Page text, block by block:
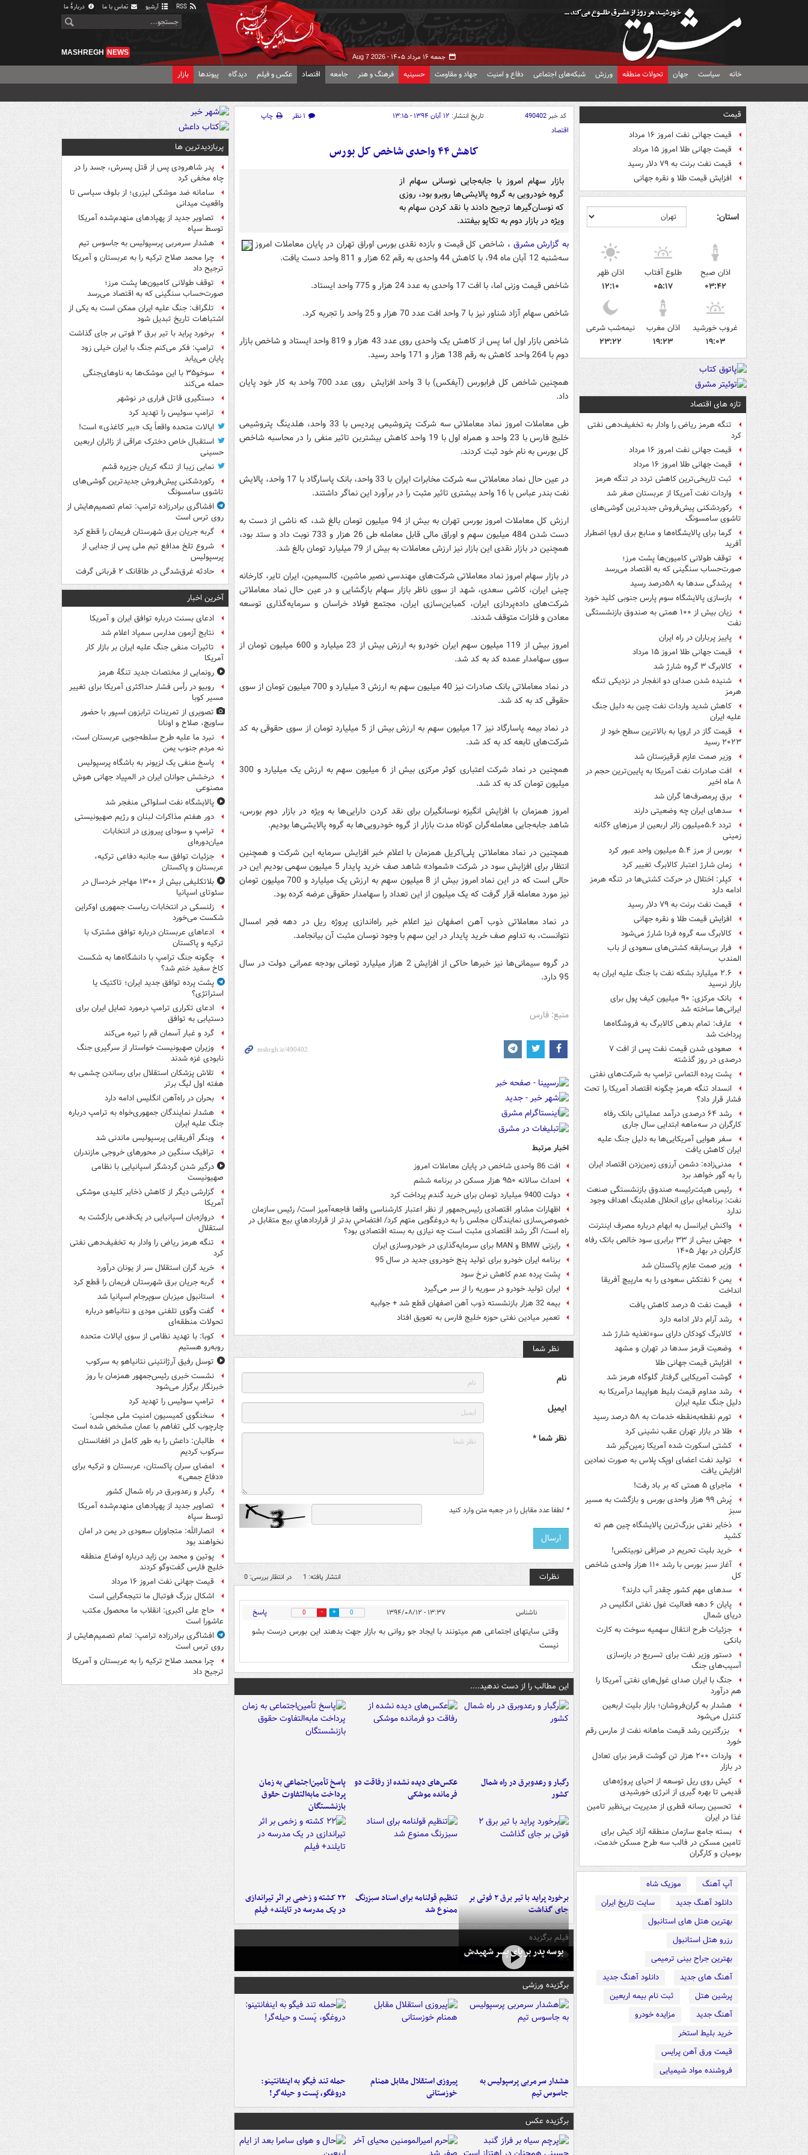
آرشیو تماس با ما دربارهٔ ما
جمعه ۱۶ مرداد ۱۴۰۵ - Aug 7 2026
MASHREGH NEWS
خانه سیاست جهان تحولات منطقه ورزش شبکه‌های اجتماعی دفاع و امنیت جهاد و مقاومت حسینیه فرهنگ و هنر جامعه اقتصاد عکس و فیلم دیدگاه پیوندها بازار
قیمت
قیمت جهانی نفت امروز ۱۶ مرداد
قیمت جهانی طلا امروز ۱۵ مرداد
قیمت نفت برنت به ۷۹ دلار رسید
افزایش قیمت طلا و نقره جهانی
استان:
اذان صبح
۰۳:۴۲
طلوع آفتاب
۰۵:۱۷
اذان ظهر
۱۲:۱۰
غروب خورشید
۱۹:۰۳
اذان مغرب
۱۹:۲۳
نیمه‌شب شرعی
۲۳:۲۲
تازه های اقتصاد
تنگه هرمز ریاض را وادار به تخفیف‌دهی نفتی
کرد
قیمت جهانی نفت امروز ۱۶ مرداد
قیمت جهانی طلا امروز ۱۶ مرداد
ثبت تاریخی‌ترین کاهش تردد در تنگه هرمز
واردات نفت آمریکا از عربستان صفر شد
رکوردشکنی پیش‌فروش جدیدترین گوشی‌های
تاشوی سامسونگ
گرما برای پالایشگاه‌ها و منابع برق اروپا اضطرار
آفرید
توقف طولانی کامیون‌ها پشت مرز؛
صورت‌حساب سنگینی که به اقتصاد می‌رسد
پرشدگی سدها به ۵۸درصد رسید
بازسازی پالایشگاه سوم پارس جنوبی کلید خورد
زیان بیش از ۱۰۰ همتی به صندوق‌ بازنشستگی
نفت
پاییز پرباران در راه ایران
قیمت جهانی طلا امروز ۱۵ مرداد
کالابرگ ۳ گروه شارژ شد
شنیده شدن صدای دو انفجار در نزدیکی تنگه
هرمز
کاهش شدید واردات نفت چین به دلیل جنگ
علیه ایران
قیمت گاز در اروپا به بالاترین سطح خود از
۲۰۲۳ رسید
وزیر صمت عازم قرقیزستان شد
افت صادرات نفت آمریکا به پایین‌ترین حجم در
۸ ماه اخیر
برق پرمصرف‌ها گران شد
سدهای ایران چه وضعیتی دارند
تردد ۵.۶میلیون زائر اربعین از مرزهای ۶گانه
زمینی
بورس از مرز ۵.۴ میلیون واحد عبور کرد
زمان شارژ اعتبار کالابرگ تغییر کرد
کپلر: اختلال در حرکت کشتی‌ها در تنگه هرمز
ادامه دارد
قیمت نفت برنت به ۷۹ دلار رسید
افزایش قیمت طلا و نقره جهانی
کالابرگ سه گروه فردا شارژ می‌شود
فرار بی‌سابقه کشتی‌های سعودی از باب
المندب
۲.۶ میلیارد بشکه نفت با جنگ علیه ایران به
بازار نرسید
بانک مرکزی: ۹۰ میلیون کیف پول برای
ایرانی‌ها ساخته شد
عارف: تمام بدهی کالابرگ به فروشگاه‌ها
پرداخت شد
صعودی شدن قیمت نفت پس از افت ۷
درصدی در روز گذشته
پشت پرده التماس ترامپ به شرکت‌های نفتی
انسداد تنگه هرمز چگونه اقتصاد آمریکا را تحت
فشار قرار داد؟
رشد ۶۴ درصدی درآمد عملیاتی بانک رفاه
کارگران در سه‌ماهه ابتدایی سال جاری
سفر هوایی آمریکایی‌ها به دلیل جنگ علیه
ایران کاهش یافت
مدنی‌زاده: دشمن آرزوی زمین‌زدن اقتصاد ایران
را به گور خواهد برد
رئیس هیئت‌رئیسه صندوق بازنشستگی صنعت
نفت: برنامه‌ای برای انحلال هلدینگ اهداف وجود
ندارد
واکنش ایرانسل به ابهام درباره مصرف اینترنت
جهش بیش از ۳۳ برابری سود خالص بانک رفاه
کارگران در بهار ۱۴۰۵
وزیر صمت عازم پاکستان شد
یمن ۶ نفتکش سعودی را به مارپیچ آفریقا
انداخت
قیمت نفت ۵ درصد کاهش یافت
رشد آرام دلار ادامه دارد
کالابرگ کودکان دارای سوءتغذیه شارژ شد
وضعیت قرمز سدها در تهران و مشهد
افزایش قیمت جهانی طلا
گوشت آمریکایی گرفتار گلوگاه هرمز شد
رشد مداوم قیمت بلیط هواپیما درآمریکا به
دلیل جنگ علیه ایران
تورم نقطه‌به‌نقطه خدمات به ۵۸ درصد رسید
طلا در بازار تهران عقب نشینی کرد
کشتی اسکورت شده آمریکا زمین‌گیر شد
تولید نفت اعضای اوپک پلاس به صورت نمادین
افزایش یافت
ماجرای ۵ همتی که بر باد رفت!
پَرش ۹۹ هزار واحدی بورس و بازگشت به مسیر
سبز
ذخایر نفتی بزرگ‌ترین پالایشگاه چین هم ته
کشید
خرید بلیت تحریم در صرافی نوبیتکس!
آغاز سبز بورس با رشد ۱۱۰ هزار واحدی شاخص
کل
سدهای مهم کشور چقدر آب دارند؟
پایان ۶ دهه فعالیت غول نفتی انگلیس در
دریای شمال
جزئیات طرح انتقال سهمیه سوخت به کارت
بانکی
دستور وزیر نفت برای تسریع در بازسازی
آسیب‌های جنگ
جنگ با ایران صدای غول‌های نفتی آمریکا را
هم درآورد
هشدار به گران‌فروشان؛ بازار بلیت اربعین
کنترل می‌شود
بزرگترین رشد قیمت ماهانه نفت از مارس رقم
خورد
واردات ۲۰۰ هزار تن گوشت قرمز برای تعادل
در بازار
کیش روی ریل توسعه از احیای پروژه‌های
قدیمی تا بهره گیری از انرژی خورشیدی
تحسین رسانه قطری از مدیریت بی‌نظیر تامین
غذا در ایران
بسته جامع سازمان منطقه آزاد کیش برای
تامین مسکن در فالب سه طرح مسکن خدمت،
بومیان و کارگران
آپ آهنگ
موزیک شاه
دانلود آهنگ جدید
سایت تاریخ ایران
بهترین هتل های استانبول
رزرو هتل استانبول
بهترین جراح بینی ترمیمی
آهنگ های جدید
دانلود آهنگ جدید
پرشین هتل
ثبت نام بیمه اربعین
آهنگ جدید
مزایده خودرو
خرید بلیط استخر
قیمت ورق آهن پرایس
فروشنده مواد شیمیایی
کد خبر490402 تاریخ انتشار: ۱۲ آبان ۱۳۹۴ - ۱۳:۱۵ ۱ نظر
چاپ
اقتصاد
کاهش ۴۴ واحدی شاخص کل بورس
بازار سهام امروز با جابه‌جایی نوسانی سهام از
گروه خودرویی به گروه پالایشی‌ها روبرو بود، روزی
که نوسان‌گیرها ترجیح دادند با نقد کردن سهام به
ویژه در بازار دوم به تکاپو بیفتند.
به گزارش مشرق ، شاخص کل قیمت و بازده نقدی بورس اوراق تهران در پایان معاملات امروز
سه‌شنبه 12 آبان ماه 94، با کاهش 44 واحدی به رقم 62 هزار و 811 واحد دست یافت.
شاخص قیمت وزنی اما، با افت 17 واحدی به عدد 24 هزار و 775 واحد ایستاد.
شاخص سهام آزاد شناور نیز با 7 واحد افت عدد 70 هزار و 25 واحد را تجربه کرد.
شاخص بازار اول اما پس از کاهش یک واحدی روی عدد 43 هزار و 819 واحد ایستاد و شاخص بازار
دوم با 264 واحد کاهش به رقم 138 هزار و 171 واحد رسید.
همچنین شاخص کل فرابورس (آیفکس) با 3 واحد افزایش روی عدد 700 واحد به کار خود پایان
داد.
طی معاملات امروز نماد معاملاتی سه شرکت پتروشیمی پردیس با 33 واحد، هلدینگ پتروشیمی
خلیج فارس با 23 واحد و همراه اول با 19 واحد کاهش بیشترین تاثیر منفی را در محاسبه شاخص
کل بورس به نام خود ثبت کردند.
در عین حال نماد معاملاتی سه شرکت مخابرات ایران با 33 واحد، بانک پاسارگاد با 17 واحد، پالایش
نفت بندر عباس با 16 واحد بیشتری تاثیر مثبت را در برآورد این نماگر داشتند.
ارزش کل معاملات امروز بورس تهران به بیش از 94 میلیون تومان بالغ شد، که ناشی از دست به
دست شدن 484 میلیون سهم و اوراق مالی قابل معامله طی 26 هزار و 733 نوبت داد و ستد بود،
همچنین در بازار نقدی این بازار نیز ارزش معاملات به بیش از 79 میلیارد تومان بالغ شد.
در بازار سهام امروز نماد معاملاتی شرکت‌های مهندسی نصیر ماشین، کالسیمین، ایران تایر، کارخانه
چینی ایران، کاشی سعدی، شهد از سوی ناظر بازار سهام بازگشایی و در عین حال نماد معاملاتی
شرکت‌های داده‌پردازی ایران‌، کمباین‌سازی ایران، مجتمع فولاد خراسان و سرمایه‌گذاری توسعه
معادن و فلزات متوقف شدند.
امروز بیش از 119 میلیون سهم ایران خودرو به ارزش بیش از 23 میلیارد و 600 میلیون تومان از
سوی سهامدار عمده کد به کد شد.
در نماد معاملاتی بانک صادرات نیز 40 میلیون سهم به ارزش 3 میلیارد و 700 میلیون تومان از سوی
حقوقی کد به کد شد.
در نماد بیمه پاسارگاد نیز 17 میلیون سهم به ارزش بیش از 5 میلیارد تومان از سوی حقوقی به کد
شرکت‌های تابعه کد به کد شد.
همچنین در نماد شرکت اعتباری کوثر مرکزی بیش از 6 میلیون سهم به ارزش یک میلیارد و 300
میلیون تومان کد به کد شد.
امروز همزمان با افزایش انگیزه نوسانگیران برای نقد کردن دارایی‌ها به ویژه در بازار دوم بورس،
شاهد جابه‌جایی معامله‌گران کوتاه مدت بازار از گروه خودرویی‌ها به گروه پالایشی‌ها بودیم.
همچنین در نماد معاملاتی پلی‌اکریل همزمان با اعلام خبر افزایش سرمایه این شرکت و همچنین
انتظار برای افزایش سود در شرکت‌ «شمواد» شاهد صف خرید پایدار 5 میلیون سهمی بودیم این در
حالی است که در این نماد امروز بیش از 8 میلیون سهم به ارزش یک میلیارد و 700 میلیون تومان
نیز مورد معامله قرار گرفت که یک میلیون از این تعداد را سهامدار حقوقی عرضه کرده بود.
در نماد معاملاتی ذوب آهن اصفهان نیز اعلام خبر راه‌اندازی پروژه ریل در دهه فجر امسال
نتوانست، به تداوم صف خرید پایدار در این سهم با وجود نوسان مثبت آن بیانجامد.
در گروه سیمانی‌ها نیز خبرها حاکی از افزایش 2 هزار میلیارد تومانی بودجه عمرانی دولت در سال
95 دارد.
منبع: فارس
اخبار مرتبط
افت 86 واحدی شاخص در پایان معاملات امروز
احداث سالانه ۹۵۰ هزار مسکن در برنامه ششم
دولت 9400 میلیارد تومان برای خرید گندم پرداخت کرد
اظهارات مشاور اقتصادی رئیس‌جمهور از نظر اعتبار کارشناسی واقعا فاجعه‌آمیز است/ رئیس سازمان
خصوصی‌سازی‌ نمایندگان مجلس را به دروغگویی متهم کرد/ افتضاحي بدتر از قراردادهاي بيع متقابل در
راه است/ اگر رشد اقتصادی مثبت است چه نیازی به بسته اقتصادی بود؟
رایزنی BMW و MAN برای سرمایه‌گذاری در خودروسازی ایران
برنامه ایران خودرو برای تولید پنج خودروی جدید در سال 95
پشت پرده عدم کاهش نرخ سود
ایران تولید خودرو در سوریه را از سر می‌گیرد
بیمه 32 هزار بازنشسته ذوب آهن اصفهان قطع شد + جوابیه
تعمیر میادین نفتی حوزه خلیج فارس به تعویق افتاد
نظر شما
نام
ایمیل
نظر شما *
* لطفا عدد مقابل را در جعبه متن وارد کنید
نظرات انتشار یافته: 1 در انتظار بررسی: 0
ناشناس ۱۳:۳۷ - ۱۳۹۴/۰۸/۱۲ 0
0 پاسخ
وقتی سایتهای اجتماعی هم میتونند با ایجاد جو روانی به بازار جهت بدهند این بورس درست بشو
نیست
این مطالب را از دست ندهید....
رگبار و رعدوبرق در راه شمال
کشور
عکس‌های دیده نشده از رفاقت دو
فرمانده‌ موشکی
پاسخ تأمین‌اجتماعی به زمان
پرداخت مابه‌التفاوت حقوق
بازنشستگان
برخورد پراید با تیر برق ۲ فوتی بر
جای گذاشت
تنظیم قولنامه برای اسناد سبزرنگ
ممنوع شد
۲۲ کشته و زخمی بر اثر تیراندازی
در یک مدرسه در تایلند+ فیلم
فیلم برگزیده
بوسه‌ پدر بر پای پسر شهیدش
برگزیده ورزشی
هشدار سرمربی پرسپولیس به
جاسوس تیم
پیروزی استقلال مقابل همنام
خوزستانی
حمله تند فیگو به اینفانتینو:
دروغگو، پَست‌ و حیله‌گر!
برگزیده عکس
پربازدیدترین ها
پدر شاهرودی پس از قتل پسرش، جسد را در
چاه مخفی کرد
سامانه ضد موشکی لیزری؛ از بلوف سیاسی تا
واقعیت میدانی
تصاویر جدید از پهپادهای منهدم‌شده آمریکا
توسط سپاه
هشدار سرمربی پرسپولیس به جاسوس تیم
چرا محمد صلاح ترکیه را به عربستان و آمریکا
ترجیح داد
توقف طولانی کامیون‌ها پشت مرز؛
صورت‌حساب سنگینی که به اقتصاد می‌رسد
تلگراف: جنگ علیه ایران ممکن است به یکی از
اشتباهات تاریخ تبدیل شود
برخورد پراید با تیر برق ۲ فوتی بر جای گذاشت
ترامپ: فکر می‌کنم جنگ با ایران خیلی زود
پایان می‌یابد
سوخو۳۵ با این موشک‌ها به ناوهای‌جنگی
حمله می‌کند
دستگیری قاتل فراری در نوشهر
ترامپ سوئیس را تهدید کرد
ایالات متحده واقعاً یک «ببر کاغذی» است!
استقبال خاص دخترک عراقی از زائران اربعین
حسینی
نمایی زیبا از تنگه کریان جزیره قشم
رکوردشکنی پیش‌فروش جدیدترین گوشی‌های
تاشوی سامسونگ
افشاگری برادرزاده ترامپ: تمام تصمیم‌هایش از
روی ترس است
گربه جریان برق شهرستان فریمان را قطع کرد
شروع تلخ مدافع تیم ملی پس از جدایی از
پرسپولیس
حادثه غرق‌شدگی در طاقانک ۲ قربانی گرفت
آخرین اخبار
ادعای بسنت درباره توافق ایران و آمریکا
نتایج آزمون مدارس سمپاد اعلام شد
تاثیرات منفی جنگ علیه ایران بر بازار کار
آمریکا
رونمایی از مختصات جدید تنگۀ هرمز
روبیو در رأس فشار حداکثری آمریکا برای تغییر
مسیر کوبا
تصویری از تمرینات ترابزون اسپور با حضور
ساویچ، صلاح و اونانا
نبرد ما علیه طرح سلطه‌جویی عربستان است،
نه مردم جنوب یمن
پاسخ منفی یک لزیونر به باشگاه پرسپولیس
درخشش جوانان ایران در المپیاد جهانی هوش
مصنوعی
پالایشگاه نفت اسلواکی منفجر شد
دور هفتم مذاکرات لبنان و رژیم صهیونیستی
ترامپ و سودای پیروزی در انتخابات
میان‌دوره‌ای
جزئیات توافق سه جانبه دفاعی ترکیه،
عربستان و پاکستان
بلاتکلیفی بیش از ۱۳۰۰ مهاجر خردسال در
سئوتای اسپانیا
زلنسکی در انتخابات ریاست جمهوری اوکراین
شکست می‌خورد
ادعاهای عربستان درباره توافق مشترک با
ترکیه و پاکستان
چگونه جنگ ترامپ با دانشگاه‌ها به شکست
کاخ سفید ختم شد؟
پشت پرده توافق جدید ایران؛ تاکتیک یا
استراتژی؟
ادعای تکراری ترامپ درمورد تمایل ایران برای
دستیابی به توافق
گرد و غبار آسمان قم را تیره می‌کند
وزیران صهیونیست خواستار از سرگیری جنگ
نابودی غزه شدند
تلاش پزشکان استقلال برای رساندن چشمی به
هفته اول لیگ برتر
بحران در راه‌آهن انگلیس ادامه دارد
هشدار نمایندگان جمهوری‌خواه به ترامپ درباره
جنگ علیه ایران
وینگر آفریقایی پرسپولیس ماندنی شد
ترافیک سنگین در محورهای خروجی مازندران
درگیر شدن گردشگر اسپانیایی با نظامی
صهیونیست
گزارشی دیگر از کاهش ذخایر کلیدی موشکی
آمریکا
دروازه‌بان اسپانیایی در یک‌قدمی بازگشت به
استقلال
تنگه هرمز ریاض را وادار به تخفیف‌دهی نفتی
کرد
خرید گران استقلال سر از یونان درآورد
گربه جریان برق شهرستان فریمان را قطع کرد
استانبول میزبان سوپرجام اسپانیا شد
گفت وگوی تلفنی مودی و نتانیاهو درباره
تحولات منطقه‌ای
کوبا: با تهدید نظامی از سوی ایالات متحده
روبه‌رو هستیم
توسل رفیق آرژانتینی نتانیاهو به سرکوب
نشست خبری رئیس‌جمهور همزمان با روز
خبرنگار برگزار می‌شود
ترامپ سوئیس را تهدید کرد
سخنگوی کمیسیون امنیت ملی مجلس:
چارچوب کلی تفاهم با عمان مشخص شده است
طالبان: داعش را به طور کامل در افغانستان
سرکوب کردیم
امضای سران پاکستان، عربستان و ترکیه برای
«دفاع جمعی»
رگبار و رعدوبرق در راه شمال کشور
تصاویر جدید از پهپادهای منهدم‌شده آمریکا
توسط سپاه
انصارالله: متجاوزان سعودی در یمن در امان
نخواهند بود
پوتین و محمد بن زاید درباره اوضاع منطقه
خلیج فارس گفت‌وگو کردند
قیمت جهانی نفت امروز ۱۶ مرداد
اشکال بزرگ فوتبال ما نتیجه‌گرایی است
حاج علی اکبری: انقلاب ما محصول مکتب
عاشورا است
افشاگری برادرزاده ترامپ: تمام تصمیم‌هایش از
روی ترس است
چرا محمد صلاح ترکیه را به عربستان و آمریکا
ترجیح داد